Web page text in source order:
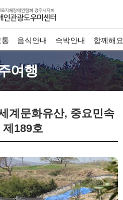
통 음식안내 숙박안내 함께해요
여행
계문화유산, 중요민속
제189호